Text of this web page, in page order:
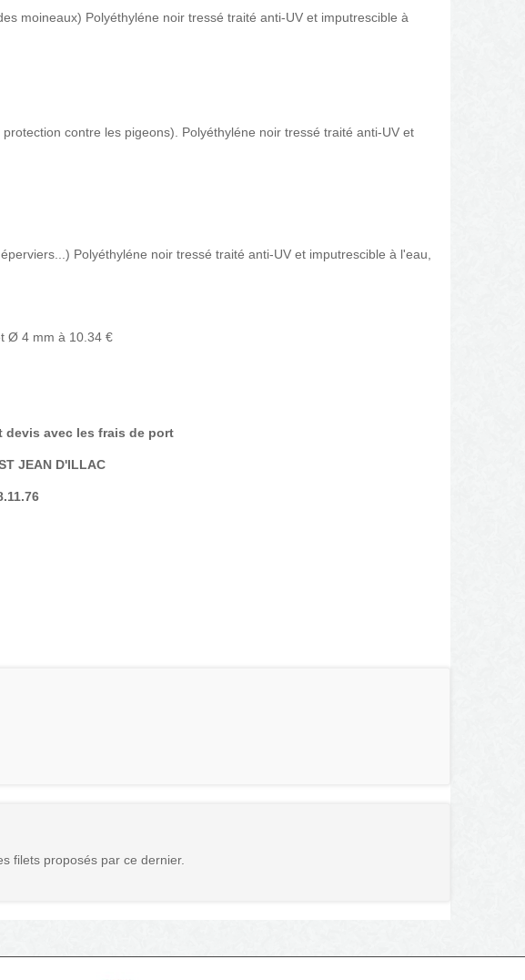
moineaux) Polyéthyléne noir tressé traité anti-UV et imputrescible à
contre les pigeons). Polyéthyléne noir tressé traité anti-UV et
Polyéthyléne noir tressé traité anti-UV et imputrescible à l'eau,
Ø 4 mm à 10.34 €
avec les frais de port
JEAN D'ILLAC
filets proposés par ce dernier.